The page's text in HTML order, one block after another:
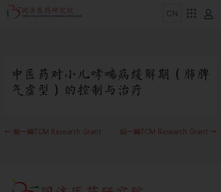
中医药对小儿哮喘病缓解期（肺脾
气虚型）的控制与治疗
← 前一篇TCM Research Grant 后一篇TCM Research Grant →